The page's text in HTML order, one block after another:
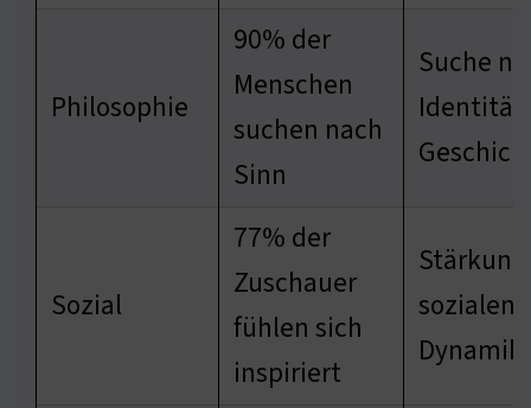
Philosophie
90% der
Menschen
suchen nach
Sinn
Suche
Identität
Sozial
77% der
Zuschauer
fühlen sich
inspiriert
sozialen
Dynamik